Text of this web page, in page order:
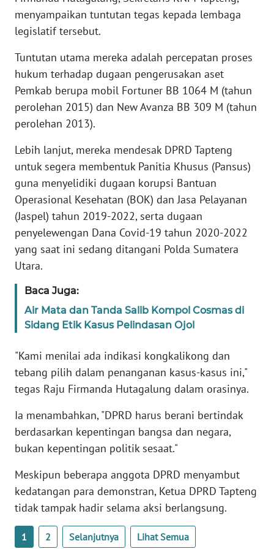
menyampaikan tuntutan tegas kepada lembaga
legislatif tersebut.
Tuntutan utama mereka adalah percepatan proses
hukum terhadap dugaan pengerusakan aset
Pemkab berupa mobil Fortuner BB 1064 M (tahun
perolehan 2015) dan New Avanza BB 309 M (tahun
perolehan 2013).
Lebih lanjut, mereka mendesak DPRD Tapteng
untuk segera membentuk Panitia Khusus (Pansus)
guna menyelidiki dugaan korupsi Bantuan
Operasional Kesehatan (BOK) dan Jasa Pelayanan
(Jaspel) tahun 2019-2022, serta dugaan
penyelewengan Dana Covid-19 tahun 2020-2022
yang saat ini sedang ditangani Polda Sumatera
Utara.
Baca Juga:
Air Mata dan Tanda Salib Kompol Cosmas di
Sidang Etik Kasus Pelindasan Ojol
"Kami menilai ada indikasi kongkalikong dan
tebang pilih dalam penanganan kasus-kasus ini,"
tegas Raju Firmanda Hutagalung dalam orasinya.
Ia menambahkan, "DPRD harus berani bertindak
berdasarkan kepentingan bangsa dan negara,
bukan kepentingan politik sesaat."
Meskipun beberapa anggota DPRD menyambut
kedatangan para demonstran, Ketua DPRD Tapteng
tidak tampak hadir selama aksi berlangsung.
1 2 Selanjutnya Lihat Semua
WN
WN
JAMBI
WN
WN
NTB
WN
SULTENG
WN
BABEL
WN
WN
BENGKULU
WN
LAMPUNG
JATENG